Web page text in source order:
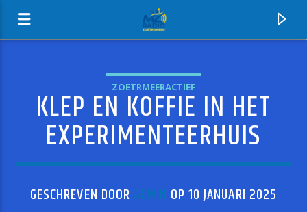
MZ-RADIO
ZOETRMEERACTIEF
KLEP EN KOFFIE IN HET
EXPERIMENTEERHUIS
GESCHREVEN DOOR ADMIN OP 10 JANUARI 2025